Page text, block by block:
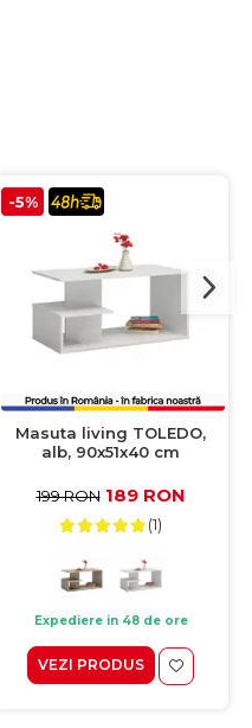
-5%
Masuta living TOLEDO,
alb, 90x51x40 cm
199 RON 189 RON
(1)
Expediere in 48 de ore
VEZI PRODUS